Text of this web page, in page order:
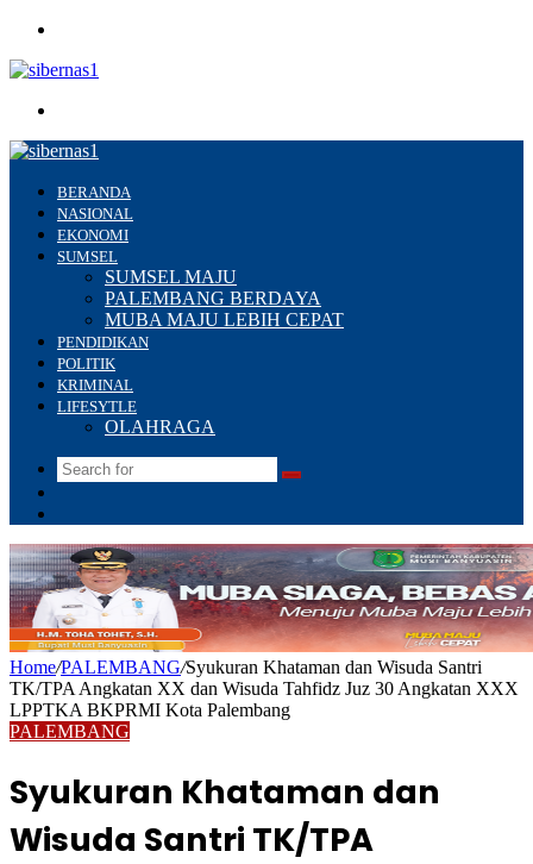
BERANDA
NASIONAL
EKONOMI
SUMSEL
SUMSEL MAJU
PALEMBANG BERDAYA
MUBA MAJU LEBIH CEPAT
PENDIDIKAN
POLITIK
KRIMINAL
LIFESYTLE
OLAHRAGA
Search
Home/PALEMBANG/Syukuran Khataman dan Wisuda Santri
TK/TPA Angkatan XX dan Wisuda Tahfidz Juz 30 Angkatan XXX
LPPTKA BKPRMI Kota Palembang
PALEMBANG
Syukuran Khataman dan
Wisuda Santri TK/TPA